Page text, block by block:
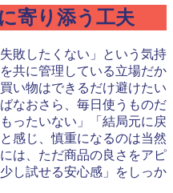
寄り添う工夫
敗したくない」という気持
共に管理している立場だか
い物はできるだけ避けたい
なおさら、毎日使うものだ
ったいない」「結局元に戻
感じ、慎重になるのは当然
は、ただ商品の良さをアピ
し試せる安心感」をしっか